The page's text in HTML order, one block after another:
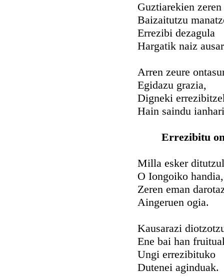
Guztiarekien zeren
Baizaitutzu
Errezibi dezagula
Hargatik naiz
Arren zeure
Egidazu grazia,
Digneki
Hain saindu
Errezibitu
Milla esker
O Iongoiko handia,
Zeren eman
Aingeruen ogia.
Kausarazi
Ene bai han
Ungi errezibituko
Dutenei aginduak.